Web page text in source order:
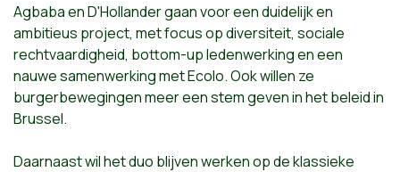
Agbaba en D'Hollander gaan voor een duidelijk en
ambitieus project, met focus op diversiteit, sociale
rechtvaardigheid, bottom-up ledenwerking en een
nauwe samenwerking met Ecolo. Ook willen ze
burgerbewegingen meer een stem geven in het beleid in
Brussel.
Daarnaast wil het duo blijven werken op de klassieke